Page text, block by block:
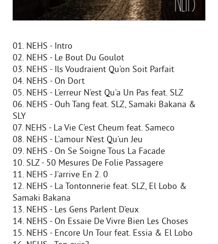
01. NEHS - Intro
02. NEHS - Le Bout Du Goulot
03. NEHS - Ils Voudraient Qu'on Soit Parfait
04. NEHS - On Dort
05. NEHS - L'erreur N'est Qu'a Un Pas feat. SLZ
06. NEHS - Ouh Tang feat. SLZ, Samaki Bakana &
SLY
07. NEHS - La Vie C'est Cheum feat. Sameco
08. NEHS - L'amour N'est Qu'un Jeu
09. NEHS - On Se Soigne Tous La Facade
10. SLZ - 50 Mesures De Folie Passagere
11. NEHS - J'arrive En 2. 0
12. NEHS - La Tontonnerie feat. SLZ, El Lobo &
Samaki Bakana
13. NEHS - Les Gens Parlent D'eux
14. NEHS - On Essaie De Vivre Bien Les Choses
15. NEHS - Encore Un Tour feat. Essia & El Lobo